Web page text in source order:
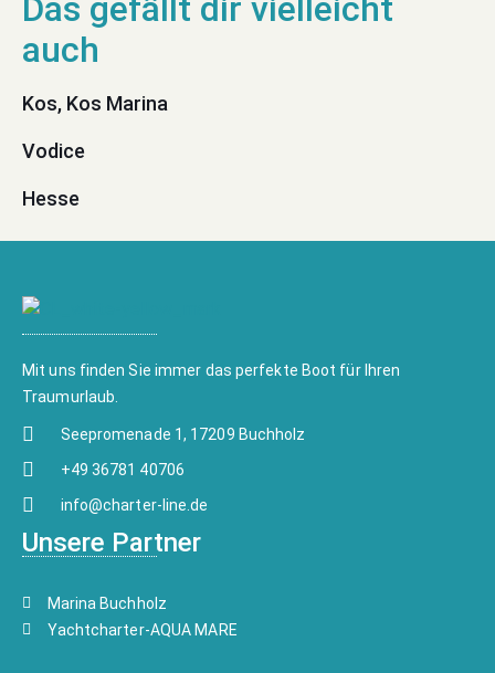
Kos, Kos Marina
Vodice
Hesse
Mit uns finden Sie immer das perfekte Boot für Ihren
Traumurlaub.
Seepromenade 1, 17209 Buchholz
+49 36781 40706
info@charter-line.de
Unsere Partner
Marina Buchholz
Yachtcharter-AQUA MARE